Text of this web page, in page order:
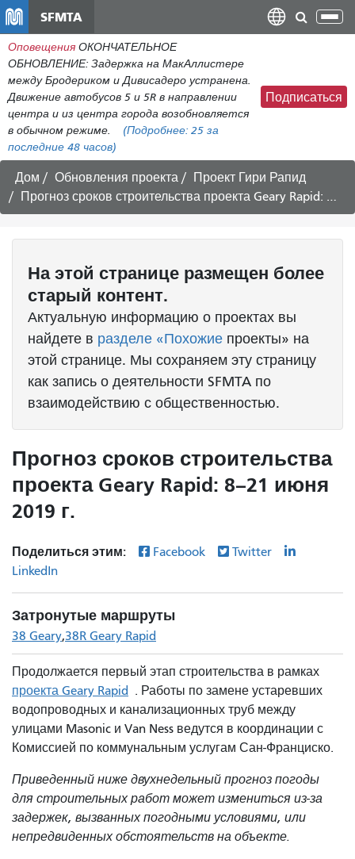
содержанию
SFMTA
Оповещения ОКОНЧАТЕЛЬНОЕ
ОБНОВЛЕНИЕ: Задержка на МакАллистере
между Бродериком и Дивисадеро устранена.
Движение автобусов 5 и 5R в направлении
центра и из центра города возобновляется
в обычном режиме.
(Подробнее: 25 за
последние 48 часов)
Подписаться
Дом Обновления проекта
Проект Гири Рапид
Прогноз сроков строительства проекта Geary Rapid: 8–21 июня 2019 г.
На этой странице размещен более
старый контент.
Актуальную информацию о проектах вы
найдете в разделе «Похожие проекты» на
этой странице. Мы сохраняем эту страницу
как запись о деятельности SFMTA по
взаимодействию с общественностью.
Прогноз сроков строительства
проекта Geary Rapid: 8–21 июня
2019 г.
Поделиться этим: Facebook
Twitter
LinkedIn
Затронутые маршруты
38 Geary 38R Geary Rapid
Продолжается первый этап строительства в рамках
проекта Geary Rapid
. Работы по замене устаревших
водопроводных и канализационных труб между
улицами Masonic и Van Ness ведутся в координации с
Комиссией по коммунальным услугам Сан-Франциско.
Приведенный ниже двухнедельный прогноз погоды
для строительных работ может измениться из-за
задержек, вызванных погодными условиями, или
непредвиденных обстоятельств на объекте.